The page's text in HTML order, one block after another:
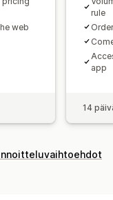
web
rule
app
14